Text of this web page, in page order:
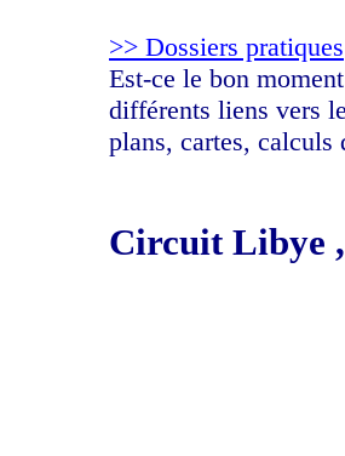
>> Dossiers pratiques
Est-ce le bon
différents liens vers
plans, cartes,
Circuit Libye